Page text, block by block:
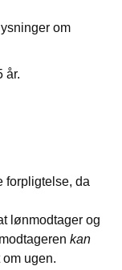
om
år.
forpligtelse, da
lønmodtager og
kan
ugen.